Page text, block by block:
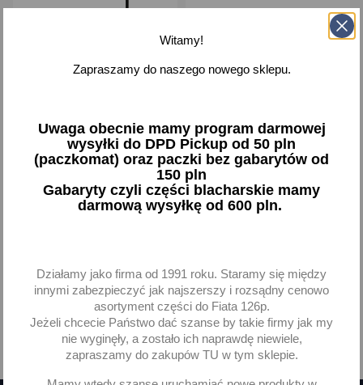
410m Polonez MOTGUM
5,77 zł brutto
Dodaj
+
Pióra pióro wycieraczki
Fiat 126p 600T FSO 125p
Polonez Lancia Fulvia Alfa
91,22 zł brutto
Dodaj
-
Pokazano 1-2 z 2 pozycji
Powrót do góry
Witamy!
Zapraszamy do naszego nowego sklepu.
Uwaga obecnie mamy program darmowej
wysyłki do DPD Pickup od 50 pln
(paczkomat) oraz paczki bez gabarytów od
150 pln
Gabaryty czyli części blacharskie mamy
darmową wysyłkę od 600 pln.
Działamy jako firma od 1991 roku. Staramy się między
innymi zabezpieczyć jak najszerszy i rozsądny cenowo
asortyment części do Fiata 126p.
Jeżeli chcecie Państwo dać szanse by takie firmy jak my
nie wyginęły, a zostało ich naprawdę niewiele,
zapraszamy do zakupów TU w tym sklepie.